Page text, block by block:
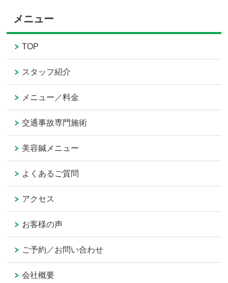
メニュー
TOP
スタッフ紹介
メニュー／料金
交通事故専門施術
美容鍼メニュー
よくあるご質問
アクセス
お客様の声
ご予約／お問い合わせ
会社概要